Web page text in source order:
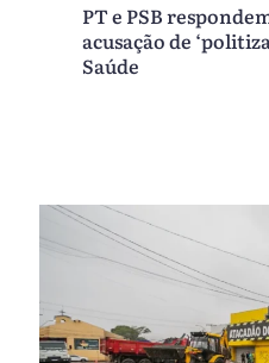
PT e PSB
acusação de
Saúde